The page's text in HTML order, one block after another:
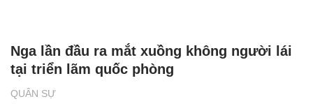
QUÂN SỰ
Nga lần đầu ra mắt xuồng không người lái
tại triển lãm quốc phòng